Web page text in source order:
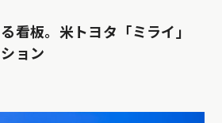
看板。米トヨタ「ミライ」
ョン